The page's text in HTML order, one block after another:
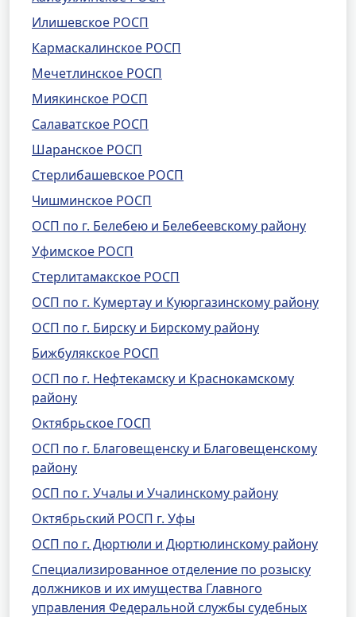
Илишевское РОСП
Кармаскалинское РОСП
Мечетлинское РОСП
Миякинское РОСП
Салаватское РОСП
Шаранское РОСП
Стерлибашевское РОСП
Чишминское РОСП
ОСП по г. Белебею и Белебеевскому району
Уфимское РОСП
Стерлитамакское РОСП
ОСП по г. Кумертау и Куюргазинскому району
ОСП по г. Бирску и Бирскому району
Бижбулякское РОСП
ОСП по г. Нефтекамску и Краснокамскому
району
Октябрьское ГОСП
ОСП по г. Благовещенску и Благовещенскому
району
ОСП по г. Учалы и Учалинскому району
Октябрьский РОСП г. Уфы
ОСП по г. Дюртюли и Дюртюлинскому району
Специализированное отделение по розыску
должников и их имущества Главного
управления Федеральной службы судебных